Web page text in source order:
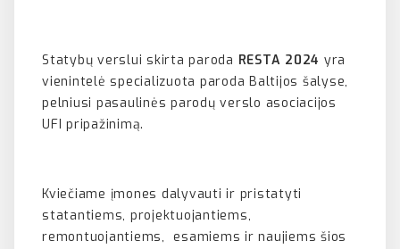
Statybų verslui skirta paroda RESTA 2024 yra
vienintelė specializuota paroda Baltijos šalyse,
pelniusi pasaulinės parodų verslo asociacijos
UFI pripažinimą.
Kviečiame įmones dalyvauti ir pristatyti
statantiems, projektuojantiems,
remontuojantiems, esamiems ir naujiems šios